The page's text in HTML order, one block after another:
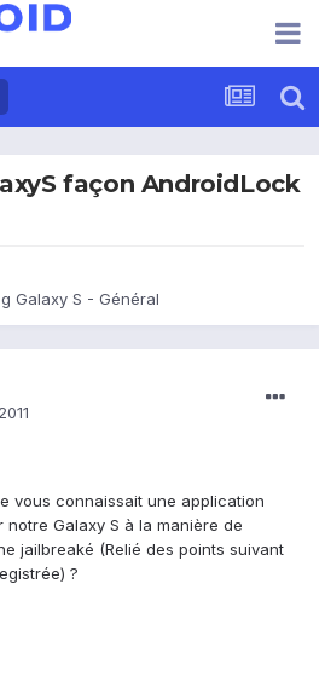
façon AndroidLock
Galaxy S - Général
vous connaissait une application
Galaxy S à la manière de
jailbreaké (Relié des points suivant
?